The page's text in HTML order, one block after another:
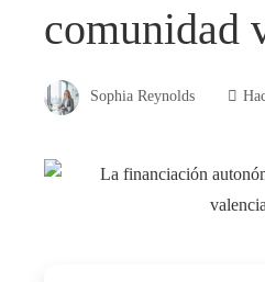
comunidad
Sophia Reynolds